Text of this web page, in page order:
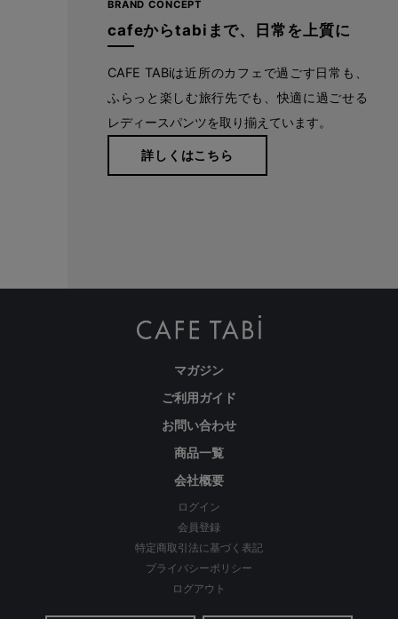
たどり着いたのは上質なストレッチ素材とシルエットから作
られるストレートパンツ。当店のパンツは、年齢にかかわら
ず、女性なら誰もが抱える体型の悩みに寄り添い、 変化し
やすい女性の体形にしっかりフィット、サポート。 長時間
を生産
わたしの店舗がある福山市のある備後地域は、江戸時代から
藍染による絣織物を特産。裁断、縫製、仕上げ等の工場が数
BRAND CONCEPT
cafeからtabiまで、日常を上質に
CAFE TABiは近所のカフェで過ごす日常も、
ふらっと楽しむ旅行先でも、快適に過ごせる
レディースパンツを取り揃えています。
詳しくはこちら
マガジン
ご利用ガイド
お問い合わせ
商品一覧
会社概要
ログイン
会員登録
特定商取引法に基づく表記
プライバシーポリシー
ログアウト